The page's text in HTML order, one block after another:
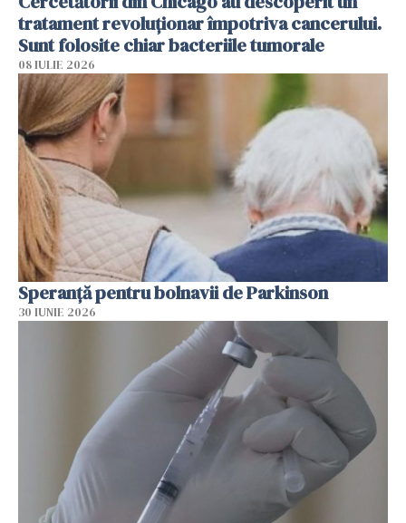
tratament revoluționar împotriva cancerului.
Sunt folosite chiar bacteriile tumorale
08 IULIE 2026
Speranță pentru bolnavii de Parkinson
30 IUNIE 2026